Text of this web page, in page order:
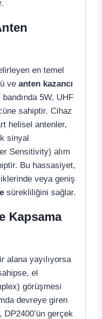
en temel
ve anten kazancı
5W, UHF
sahiptir. Cihaz
helisel antenler,
sinyal
Sensitivity) alım
Bu hassasiyet,
veya geniş
sürekliliğini sağlar.
Kapsama
alana yayılıyorsa
el
görüşmesi
devreye giren
gerçek